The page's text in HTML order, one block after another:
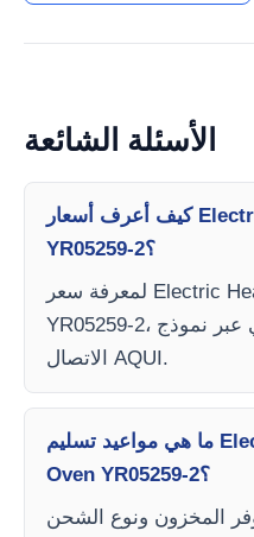
الأسئلة الشائعة
كيف أعرف أسعار Electric Heating Drying Oven
YR05259-2؟
لمعرفة سعر Electric Heating Drying Oven
YR05259-2، يرجى إرسال بريد إلكتروني عبر نموذج
الاتصال AQUI.
ما هي مواعيد تسليم Electric Heating Drying
Oven YR05259-2؟
المخزون ونوع الشحن